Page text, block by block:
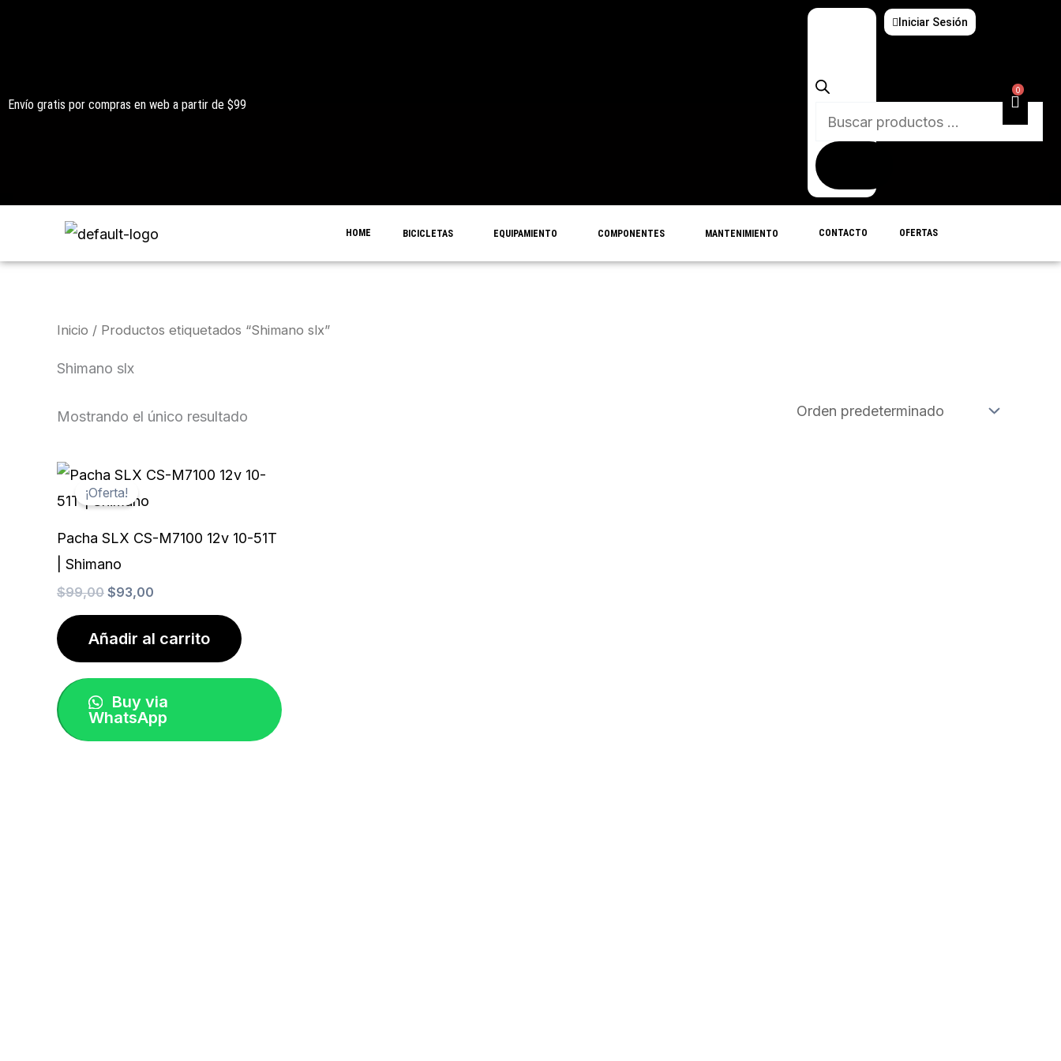
Envío gratis por compras en web a partir de $99
productos
Iniciar Sesión
0
HOME BICICLETAS EQUIPAMIENTO COMPONENTES MANTENIMIENTO CONTACTO OFERTAS
Inicio / Productos etiquetados “Shimano slx”
Shimano slx
Mostrando el único resultado
¡Oferta!
Pacha SLX CS-M7100 12v 10-51T
| Shimano
$99,00
El
precio
original
$99,00.
$93,00
El
precio
$93,00.
Añadir al carrito
Buy via
WhatsApp